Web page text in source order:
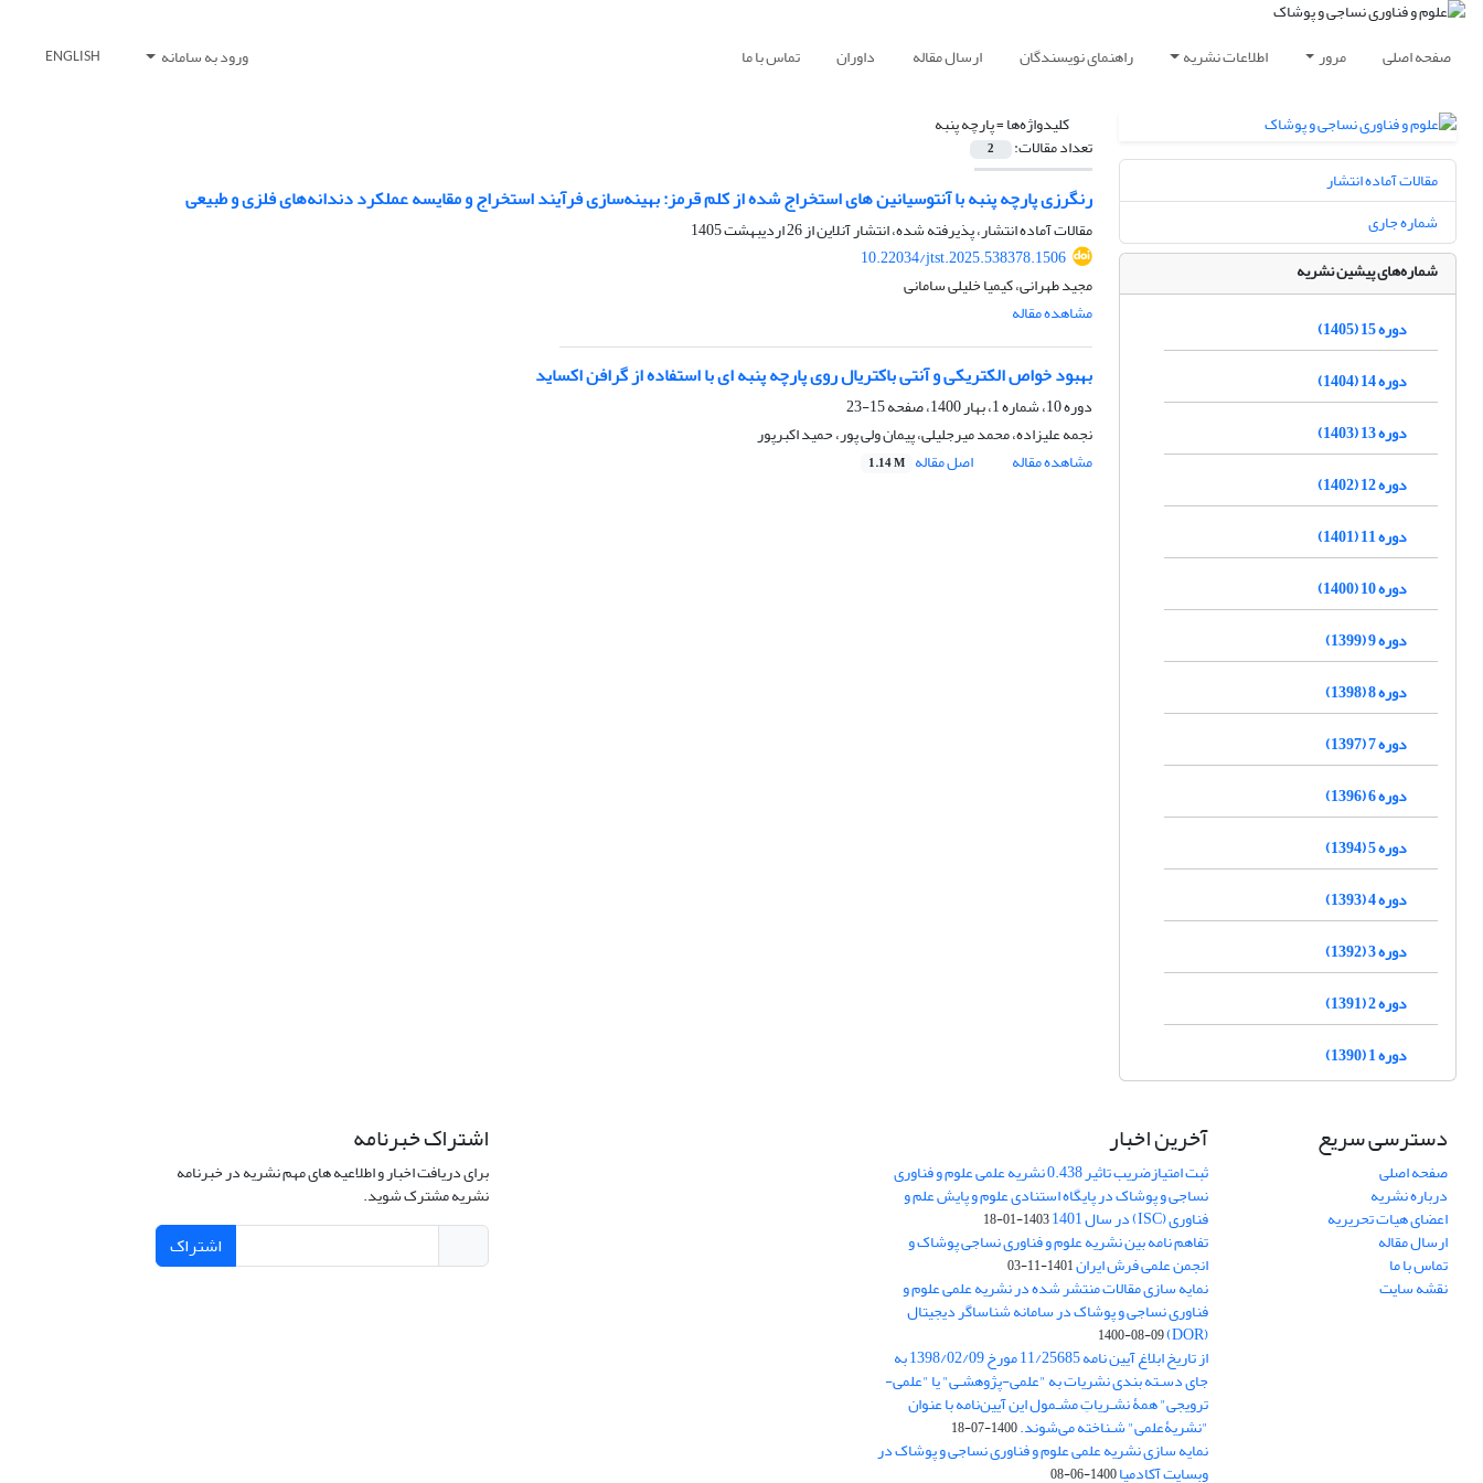
صفحه اصلی مرور اطلاعات نشریه راهنمای نویسندگان ارسال مقاله داوران تماس با ما ورود به سامانه ENGLISH
کلیدواژه‌ها =پارچه پنبه
تعداد مقالات: 2
رنگرزی پارچه پنبه با آنتوسیانین های استخراج شده از کلم قرمز: بهینه‌سازی فرآیند استخراج و مقایسه عملکرد دندانه‌های فلزی و طبیعی
مقالات آماده انتشار، پذیرفته شده، انتشار آنلاین از26 اردیبهشت 1405
10.22034/jtst.2025.538378.1506
مجید طهرانی، کیمیا خلیلی سامانی
مشاهده مقاله
بهبود خواص الکتریکی و آنتی باکتریال روی پارچه پنبه ای با استفاده از گرافن اکساید
دوره 10، شماره 1، بهار 1400، صفحه
15-23
نجمه علیزاده، محمد میرجلیلی، پیمان ولی پور، حمید اکبرپور
مشاهده مقاله
اصل مقاله 1.14 M
مقالات آماده انتشار
شماره جاری
شماره‌های پیشین نشریه
دوره 15 (1405)
دوره 14 (1404)
دوره 13 (1403)
دوره 12 (1402)
دوره 11 (1401)
دوره 10 (1400)
دوره 9 (1399)
دوره 8 (1398)
دوره 7 (1397)
دوره 6 (1396)
دوره 5 (1394)
دوره 4 (1393)
دوره 3 (1392)
دوره 2 (1391)
دوره 1 (1390)
دسترسی سریع
صفحه اصلی
درباره نشریه
اعضای هیات تحریریه
ارسال مقاله
تماس با ما
نقشه سایت
آخرین اخبار
ثبت امتیازضریب تاثیر 0.438 نشریه علمی علوم و فناوری
نساجی و پوشاک در پایگاه استنادی علوم و پایش علم و
فناوری (ISC) در سال 1401 1403-01-18
تفاهم نامه بین نشریه علوم و فناوری نساجی پوشاک و
انجمن علمی فرش ایران1401-11-03
نمایه سازی مقالات منتشر شده در نشریه علمی علوم و
فناوری نساجی و پوشاک در سامانه شناساگر دیجیتال
(DOR)
1400-08-09
از تاریخ ابلاغ آیین نامه 11/25685 مورخ 1398/02/09 به
جای دسـته بندی نشریات به "علمی-پژوهشـی" یا "علمی-
ترویجی" همۀ نشـریاتِ مشـمول این آیین‌نامه با عنوان
"نشریۀعلمی" شـناخته می‌شوند.1400-07-18
نمایه سازی نشریه علمی علوم و فناوری نساجی و پوشاک در
وبسایت آکادمیا1400-06-08
اشتراک خبرنامه
برای دریافت اخبار و اطلاعیه های مهم نشریه در خبرنامه
نشریه مشترک شوید.
اشتراک